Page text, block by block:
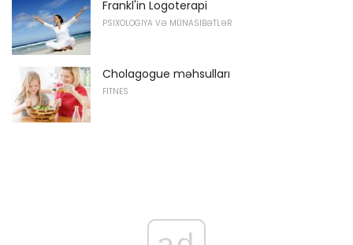
Frankl'in Logoterapi
PSIXOLOGIYA VƏ MÜNASIBƏTLƏR
Cholagogue məhsulları
FITNES